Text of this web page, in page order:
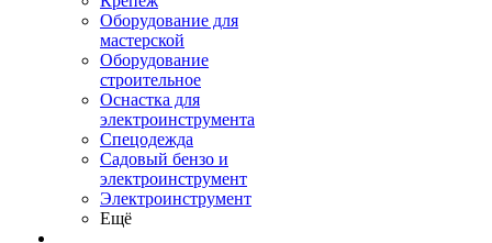
Оборудование для
мастерской
Оборудование
строительное
Оснастка для
электроинструмента
Спецодежда
Садовый бензо и
электроинструмент
Электроинструмент
Ещё